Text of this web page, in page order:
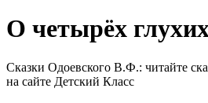
О четырёх
Сказки Одоевского В.Ф.: читайте
на сайте Детский Класс